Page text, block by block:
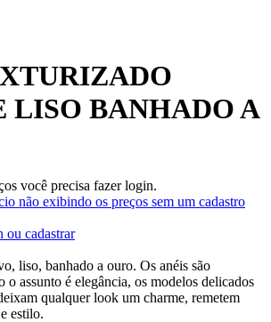
LISO BANHADO A
você precisa fazer login.
não exibindo os preços sem um cadastro
ou cadastrar
liso, banhado a ouro. Os anéis são
o assunto é elegância, os modelos delicados
qualquer look um charme, remetem
estilo.